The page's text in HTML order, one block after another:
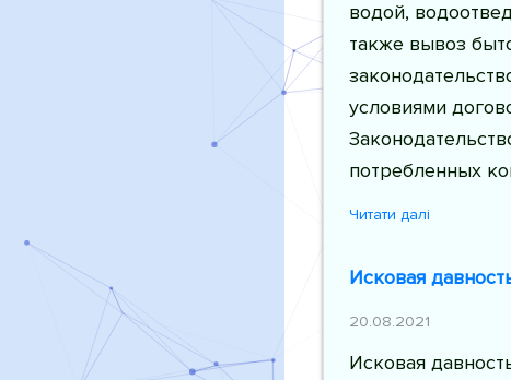
водой,
также вывоз
условиями
потребленных
Читати далі
Исковая
20.08.2021
Исковая